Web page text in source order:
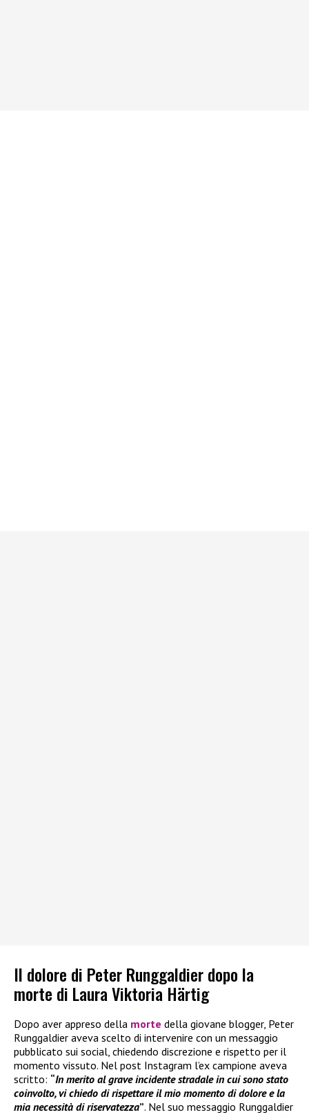
Il dolore di Peter Runggaldier dopo la
morte di Laura Viktoria Härtig
Dopo aver appreso della morte della giovane blogger, Peter
Runggaldier aveva scelto di intervenire con un messaggio
pubblicato sui social, chiedendo discrezione e rispetto per il
momento vissuto. Nel post Instagram l’ex campione aveva
scritto: “In merito al grave incidente stradale in cui sono stato
coinvolto, vi chiedo di rispettare il mio momento di dolore e la
mia necessità di riservatezza”. Nel suo messaggio Runggaldier